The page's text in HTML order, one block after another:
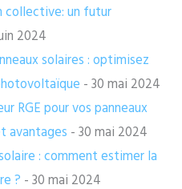
collective: un futur
2024
solaires : optimisez
- 30 mai 2024
RGE pour vos panneaux
avantages - 30 mai 2024
: comment estimer la
? - 30 mai 2024